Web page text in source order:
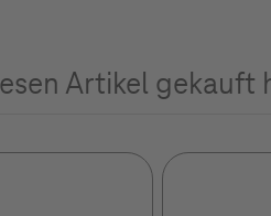
Artikel